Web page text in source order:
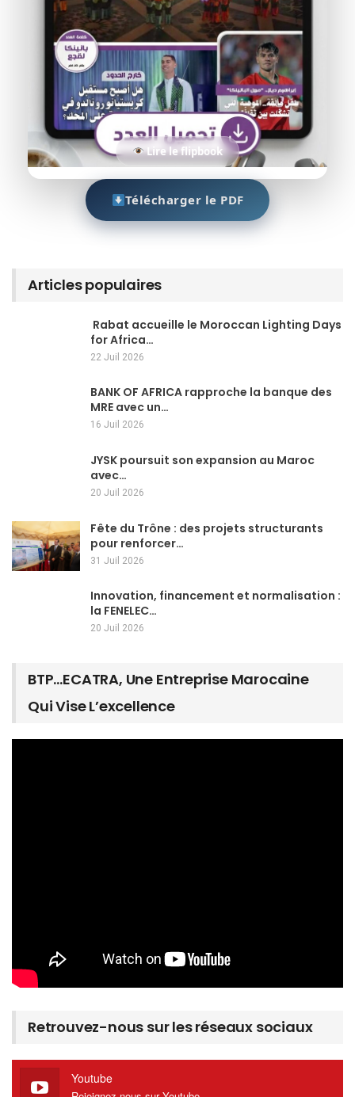
Lire le flipbook
Télécharger le PDF
Articles populaires
Rabat accueille le Moroccan Lighting Days
for Africa…
22 Juil 2026
BANK OF AFRICA rapproche la banque des
MRE avec un…
16 Juil 2026
JYSK poursuit son expansion au Maroc
avec…
20 Juil 2026
Fête du Trône : des projets structurants
pour renforcer…
31 Juil 2026
Innovation, financement et normalisation :
la FENELEC…
20 Juil 2026
BTP…ECATRA, Une Entreprise Marocaine
Qui Vise L’excellence
Retrouvez-nous sur les réseaux sociaux
Youtube